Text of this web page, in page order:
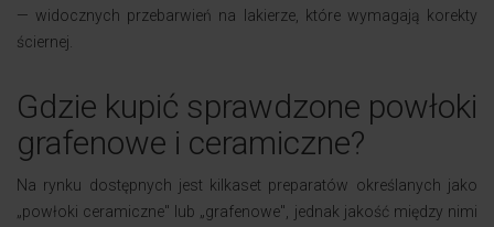
— widocznych przebarwień na lakierze, które wymagają korekty
ściernej.
Gdzie kupić sprawdzone powłoki
grafenowe i ceramiczne?
Na rynku dostępnych jest kilkaset preparatów określanych jako
„powłoki ceramiczne" lub „grafenowe", jednak jakość między nimi